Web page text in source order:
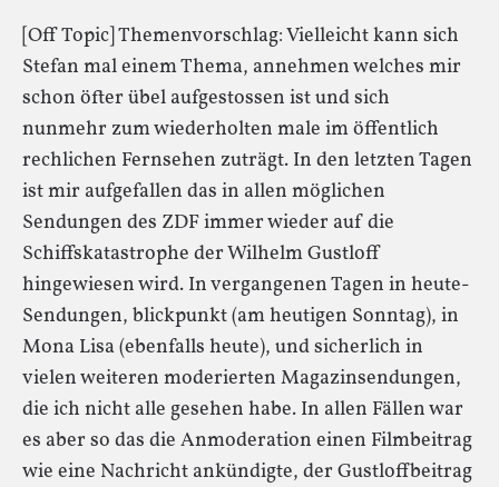
[Off Topic] Themenvorschlag: Vielleicht kann sich
Stefan mal einem Thema, annehmen welches mir
schon öfter übel aufgestossen ist und sich
nunmehr zum wiederholten male im öffentlich
rechlichen Fernsehen zuträgt. In den letzten Tagen
ist mir aufgefallen das in allen möglichen
Sendungen des ZDF immer wieder auf die
Schiffskatastrophe der Wilhelm Gustloff
hingewiesen wird. In vergangenen Tagen in heute-
Sendungen, blickpunkt (am heutigen Sonntag), in
Mona Lisa (ebenfalls heute), und sicherlich in
vielen weiteren moderierten Magazinsendungen,
die ich nicht alle gesehen habe. In allen Fällen war
es aber so das die Anmoderation einen Filmbeitrag
wie eine Nachricht ankündigte, der Gustloffbeitrag